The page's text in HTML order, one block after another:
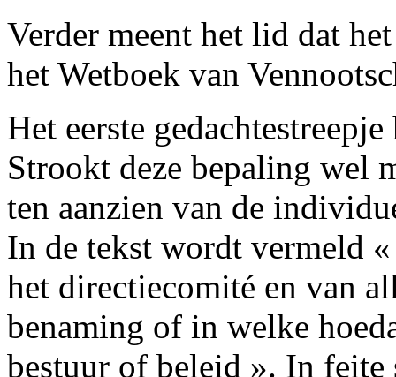
Verder meent het lid dat
het Wetboek van
Het eerste
Strookt deze bepaling wel
ten aanzien van de
In de tekst wordt vermeld
het directiecomité en van
benaming of in welke
bestuur of beleid ». In feite